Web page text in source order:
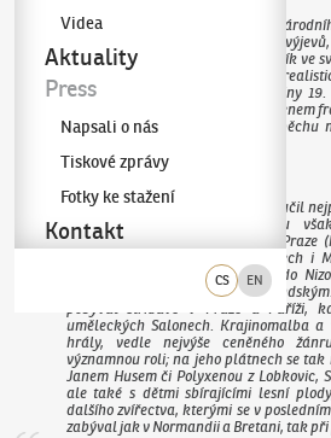
CS EN
Videa
Aktuality
Press
Napsali o nás
Tiskové zprávy
Fotky ke stažení
Kontakt
Čelný představitel tzv. generace
malíř českých dějin, historických
též vynikající krajinář Václav Brožík ve
bohatou tradici francouzského
jediný český malíř poslední čtvrtiny
„čtyřiceti nesmrtelným“, stal se členem
dosáhl obrovského veřejného úspěchu
Jako dítě z chudých poměrů se vyučil
porcelánu. Díky svému talentu
akademiích výtvarných umění v Praze
působil jako profesor), Drážďanech i
dokonce podnikl studijní cestu do
starým mistrům vlámským a
pobýval střídavě v Praze a Paříži,
uměleckých Salonech. Krajinomalba
hrály, vedle nejvýše ceněného
významnou roli; na jeho plátnech se tak
Janem Husem či Polyxenou z Lobkovic,
ale také s dětmi sbírajícími lesní
dalšího zvířectva, kterými se v
zabýval jak v Normandii a Bretani, tak